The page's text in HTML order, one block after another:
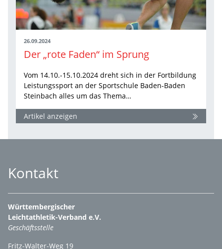
26.09.2024
Der „rote Faden“ im Sprung
Vom 14.10.-15.10.2024 dreht sich in der Fortbildung
Leistungssport an der Sportschule Baden-Baden
Steinbach alles um das Thema…
Artikel anzeigen
Kontakt
Württembergischer
Leichtathletik-Verband e.V.
Geschäftsstelle
Fritz-Walter-Weg 19